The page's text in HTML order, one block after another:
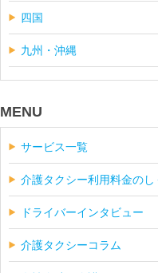
四国
九州・沖縄
MENU
サービス一覧
介護タクシー利用料金のし
ドライバーインタビュー
介護タクシーコラム